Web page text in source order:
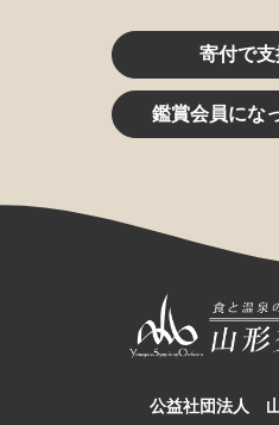
寄付で
鑑賞会員にな
公益社団法人